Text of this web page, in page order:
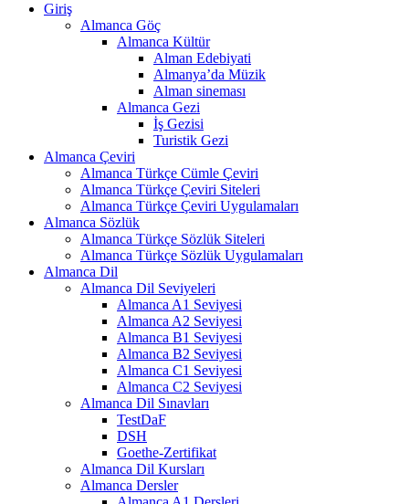
Giriş
Almanca Göç
Almanca Kültür
Alman Edebiyati
Almanya’da Müzik
Alman sineması
Almanca Gezi
İş Gezisi
Turistik Gezi
Almanca Çeviri
Almanca Türkçe Cümle Çeviri
Almanca Türkçe Çeviri Siteleri
Almanca Türkçe Çeviri Uygulamaları
Almanca Sözlük
Almanca Türkçe Sözlük Siteleri
Almanca Türkçe Sözlük Uygulamaları
Almanca Dil
Almanca Dil Seviyeleri
Almanca A1 Seviyesi
Almanca A2 Seviyesi
Almanca B1 Seviyesi
Almanca B2 Seviyesi
Almanca C1 Seviyesi
Almanca C2 Seviyesi
Almanca Dil Sınavları
TestDaF
DSH
Goethe-Zertifikat
Almanca Dil Kursları
Almanca Dersler